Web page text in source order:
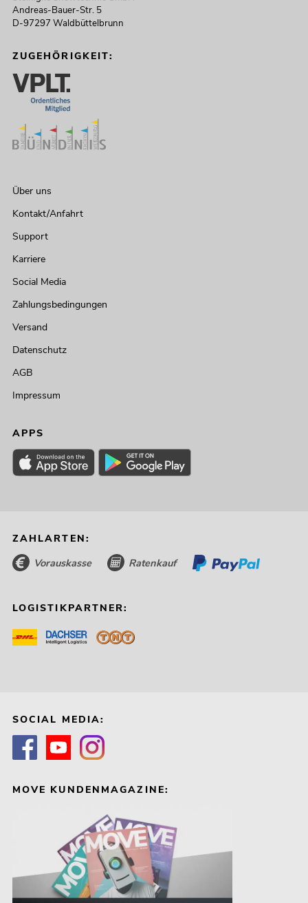
Andreas-Bauer-Str. 5
D-97297 Waldbüttelbrunn
ZUGEHÖRIGKEIT:
Über uns
Kontakt/Anfahrt
Support
Karriere
Social Media
Zahlungsbedingungen
Versand
Datenschutz
AGB
Impressum
APPS
ZAHLARTEN:
Vorauskasse Ratenkauf
LOGISTIKPARTNER:
SOCIAL MEDIA:
MOVE KUNDENMAGAZINE: